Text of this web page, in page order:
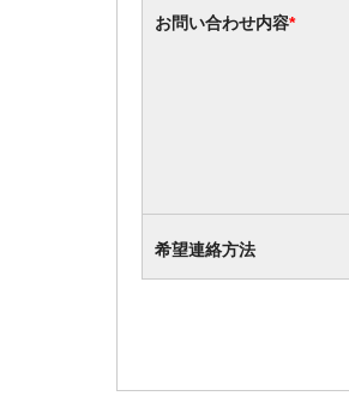
お問い合わせ内容*
希望連絡方法